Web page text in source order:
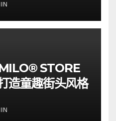
STORE
造童趣街头风格